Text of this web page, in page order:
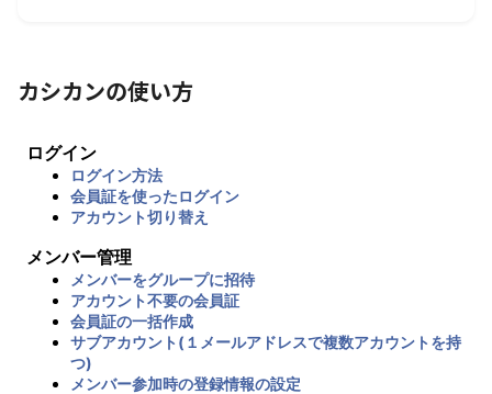
カシカンの使い方
ログイン
ログイン方法
会員証を使ったログイン
アカウント切り替え
メンバー管理
メンバーをグループに招待
アカウント不要の会員証
会員証の一括作成
サブアカウント(１メールアドレスで複数アカウントを持
つ)
メンバー参加時の登録情報の設定